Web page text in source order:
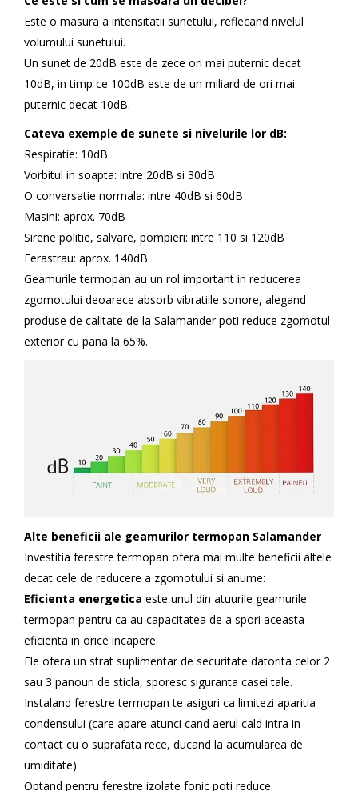
Este o masura a intensitatii sunetului, reflecand nivelul
volumului sunetului.
Un sunet de 20dB este de zece ori mai puternic decat
10dB, in timp ce 100dB este de un miliard de ori mai
puternic decat 10dB.
Cateva exemple de sunete si nivelurile lor dB:
Respiratie: 10dB
Vorbitul in soapta: intre 20dB si 30dB
O conversatie normala: intre 40dB si 60dB
Masini: aprox. 70dB
Sirene politie, salvare, pompieri: intre 110 si 120dB
Ferastrau: aprox. 140dB
Geamurile termopan au un rol important in reducerea
zgomotului deoarece absorb vibratiile sonore, alegand
produse de calitate de la Salamander poti reduce zgomotul
exterior cu pana la 65%.
Alte beneficii ale geamurilor termopan Salamander
Investitia ferestre termopan ofera mai multe beneficii altele
decat cele de reducere a zgomotului si anume:
Eficienta energetica este unul din atuurile geamurile
termopan pentru ca au capacitatea de a spori aceasta
eficienta in orice incapere.
Ele ofera un strat suplimentar de securitate datorita celor 2
sau 3 panouri de sticla, sporesc siguranta casei tale.
Instaland ferestre termopan te asiguri ca limitezi aparitia
condensului (care apare atunci cand aerul cald intra in
contact cu o suprafata rece, ducand la acumularea de
umiditate)
Optand pentru ferestre izolate fonic poti reduce